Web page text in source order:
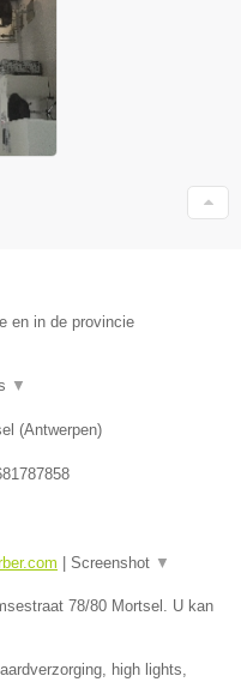
en in de provincie
▼
(Antwerpen)
Screenshot ▼
78/80 Mortsel. U kan
high lights,